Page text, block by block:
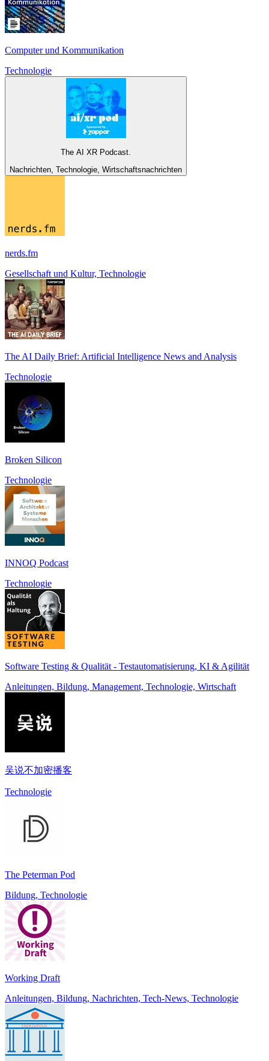
Computer und Kommunikation
Technologie
The AI XR Podcast.
Nachrichten, Technologie, Wirtschaftsnachrichten
nerds.fm
Gesellschaft und Kultur, Technologie
The AI Daily Brief: Artificial Intelligence News and Analysis
Technologie
Broken Silicon
Technologie
INNOQ Podcast
Technologie
Software Testing & Qualität - Testautomatisierung, KI & Agilität
Anleitungen, Bildung, Management, Technologie, Wirtschaft
吴说不加密播客
Technologie
The Peterman Pod
Bildung, Technologie
Working Draft
Anleitungen, Bildung, Nachrichten, Tech-News, Technologie